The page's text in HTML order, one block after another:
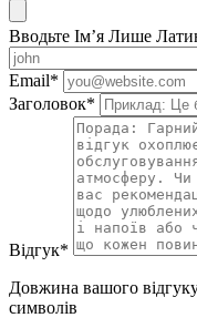
Вводьте Ім’я Лише
Email*
Заголовок*
Відгук*
Довжина вашого
символів